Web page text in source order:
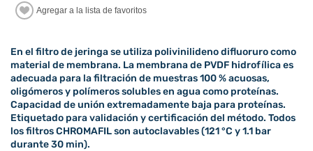
En el filtro de jeringa se utiliza polivinilideno difluoruro como
material de membrana. La membrana de PVDF hidrofílica es
adecuada para la filtración de muestras 100 % acuosas,
oligómeros y polímeros solubles en agua como proteínas.
Capacidad de unión extremadamente baja para proteínas.
Etiquetado para validación y certificación del método. Todos
los filtros CHROMAFIL son autoclavables (121 °C y 1.1 bar
durante 30 min).